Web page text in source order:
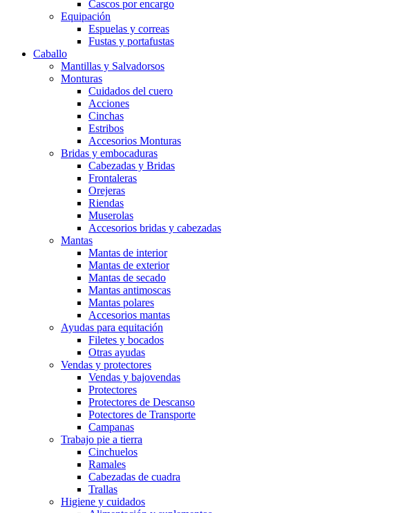
Cascos por encargo
Equipación
Espuelas y correas
Fustas y portafustas
Caballo
Mantillas y Salvadorsos
Monturas
Cuidados del cuero
Acciones
Cinchas
Estribos
Accesorios Monturas
Bridas y embocaduras
Cabezadas y Bridas
Frontaleras
Orejeras
Riendas
Muserolas
Accesorios bridas y cabezadas
Mantas
Mantas de interior
Mantas de exterior
Mantas de secado
Mantas antimoscas
Mantas polares
Accesorios mantas
Ayudas para equitación
Filetes y bocados
Otras ayudas
Vendas y protectores
Vendas y bajovendas
Protectores
Protectores de Descanso
Potectores de Transporte
Campanas
Trabajo pie a tierra
Cinchuelos
Ramales
Cabezadas de cuadra
Trallas
Higiene y cuidados